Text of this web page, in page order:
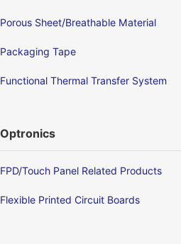
Porous Sheet/Breathable Material
Packaging Tape
Functional Thermal Transfer System
Optronics
FPD/Touch Panel Related Products
Flexible Printed Circuit Boards